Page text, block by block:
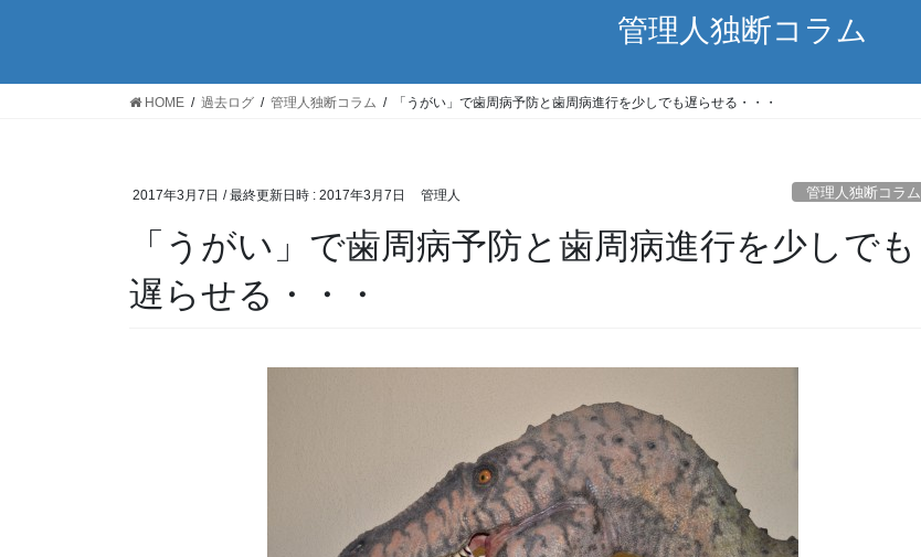
管理人独断コラム
HOME 過去ログ 管理人独断コラム 「うがい」で歯周病予防と歯周病進行を少しでも遅らせる・・・
2017年3月7日 / 最終更新日時 : 2017年3月7日 管理人 管理人独断コラム
「うがい」で歯周病予防と歯周病進行を少しでも
遅らせる・・・